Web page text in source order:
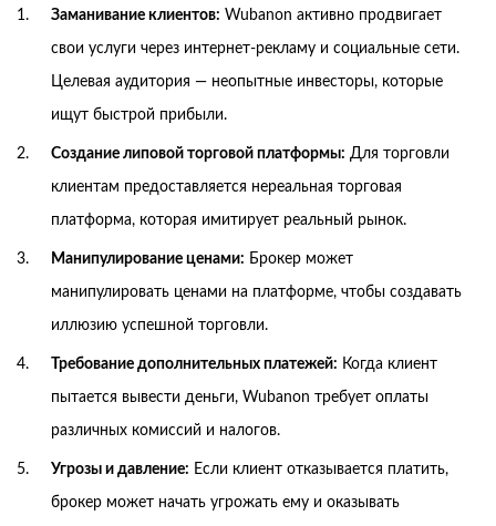
Заманивание клиентов: Wubanon активно продвигает
свои услуги через интернет-рекламу и социальные сети.
Целевая аудитория — неопытные инвесторы, которые
ищут быстрой прибыли.
Создание липовой торговой платформы: Для торговли
клиентам предоставляется нереальная торговая
платформа, которая имитирует реальный рынок.
Манипулирование ценами: Брокер может
манипулировать ценами на платформе, чтобы создавать
иллюзию успешной торговли.
Требование дополнительных платежей: Когда клиент
пытается вывести деньги, Wubanon требует оплаты
различных комиссий и налогов.
Угрозы и давление: Если клиент отказывается платить,
брокер может начать угрожать ему и оказывать